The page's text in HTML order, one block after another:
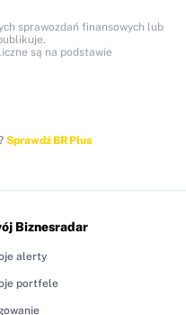
sprawozdań finansowych lub
są na podstawie
Sprawdź BR Plus
Biznesradar
alerty
portfele